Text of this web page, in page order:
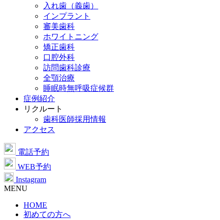
入れ歯（義歯）
インプラント
審美歯科
ホワイトニング
矯正歯科
口腔外科
訪問歯科診療
全顎治療
睡眠時無呼吸症候群
症例紹介
リクルート
歯科医師採用情報
アクセス
電話予約
WEB予約
Instagram
MENU
HOME
初めての方へ